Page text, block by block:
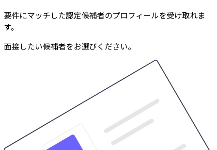
要件にマッチした認定候補者のプロフィールを受け取れま
す。
面接したい候補者をお選びください。